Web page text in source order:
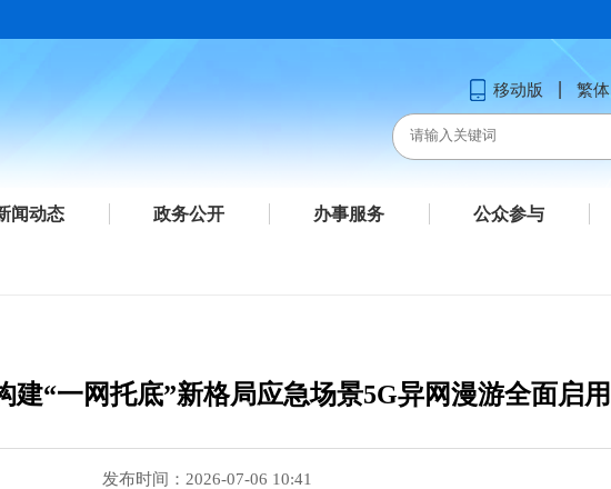
移动版 繁体
闻动态 政务公开 办事服务 公众参与
建“一网托底”新格局应急场景5G异网漫游全面启用
发布时间：2026-07-06 10:41